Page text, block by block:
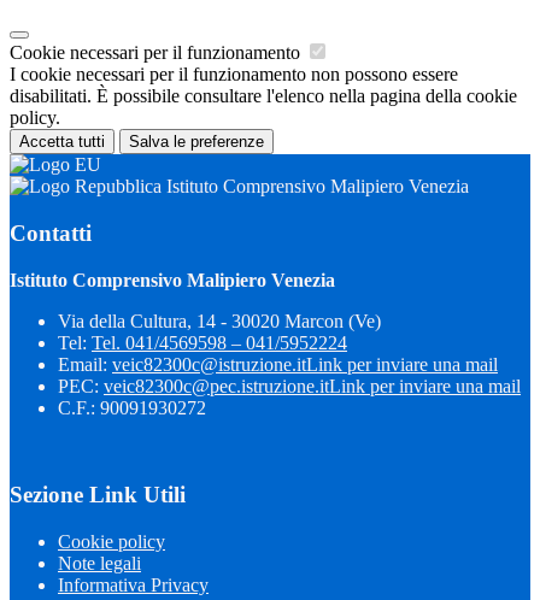
Cookie necessari per il funzionamento
I cookie necessari per il funzionamento non possono essere
disabilitati. È possibile consultare l'elenco nella pagina della cookie
policy.
Accetta tutti Salva le preferenze
Istituto Comprensivo Malipiero Venezia
Contatti
Istituto Comprensivo Malipiero Venezia
Via della Cultura, 14 - 30020 Marcon (Ve)
Tel: Tel. 041/4569598 – 041/5952224
Email: veic82300c@istruzione.itLink per inviare una mail
PEC: veic82300c@pec.istruzione.itLink per inviare una mail
C.F.: 90091930272
Sezione Link Utili
Cookie policy
Note legali
Informativa Privacy